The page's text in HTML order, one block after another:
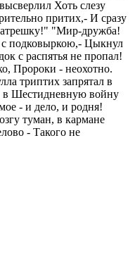
Хоть слезу
притих,- И сразу
"Мир-дружба!
с подковыркою,- Цыкнул
с распятья не пропал!
Пророки - неохотно.
триптих запрятал в
в Шестидневную войну
- и дело, и родня!
туман, в кармане
- Такого не